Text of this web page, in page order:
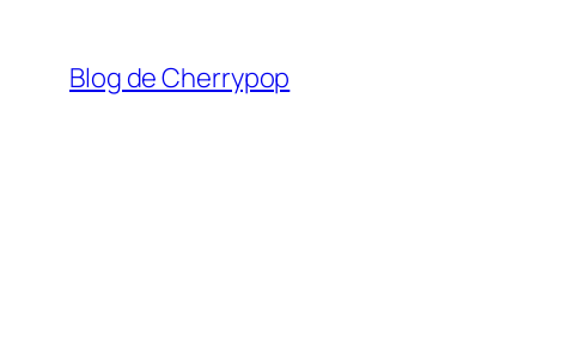
contenido
Blog de Cherrypop